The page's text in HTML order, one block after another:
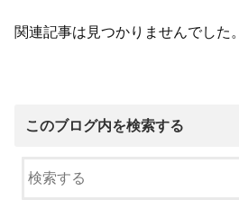
関連記事は見つかりませんでした。
このブログ内を検索する